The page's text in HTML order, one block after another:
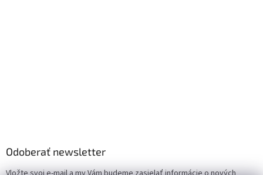
Odoberať newsletter